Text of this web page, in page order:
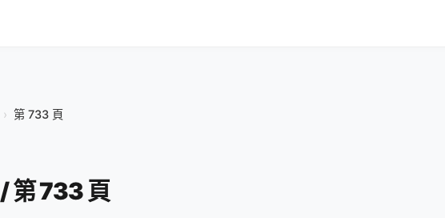
› 第 733 頁
/ 第 733 頁